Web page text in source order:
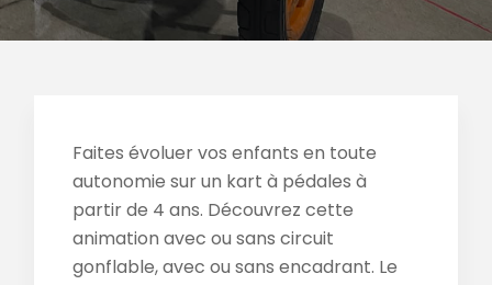
Faites évoluer vos enfants en toute
autonomie sur un kart à pédales à
partir de 4 ans. Découvrez cette
animation avec ou sans circuit
gonflable, avec ou sans encadrant. Le